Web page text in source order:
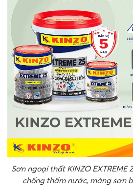
Sơn ngoại thất KINZO EXTREME
chống thấm nước, màng sơn